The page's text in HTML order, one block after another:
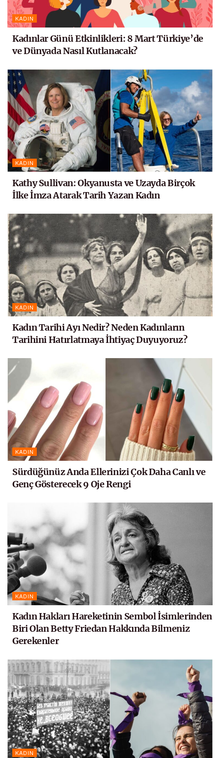
KADIN
Kadınlar Günü Etkinlikleri: 8 Mart Türkiye’de
ve Dünyada Nasıl Kutlanacak?
KADIN
Kathy Sullivan: Okyanusta ve Uzayda Birçok
İlke İmza Atarak Tarih Yazan Kadın
KADIN
Kadın Tarihi Ayı Nedir? Neden Kadınların
Tarihini Hatırlatmaya İhtiyaç Duyuyoruz?
KADIN
Sürdüğünüz Anda Ellerinizi Çok Daha Canlı ve
Genç Gösterecek 9 Oje Rengi
KADIN
Kadın Hakları Hareketinin Sembol İsimlerinden
Biri Olan Betty Friedan Hakkında Bilmeniz
Gerekenler
KADIN